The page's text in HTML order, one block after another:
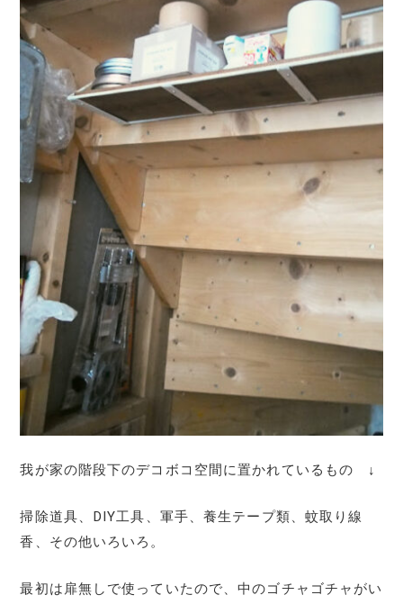
我が家の階段下のデコボコ空間に置かれているもの ↓
掃除道具、DIY工具、軍手、養生テープ類、蚊取り線
香、その他いろいろ。
最初は扉無しで使っていたので、中のゴチャゴチャがい